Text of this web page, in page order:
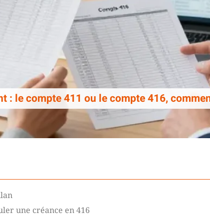
: le compte 411 ou le compte 416,
une créance en 416